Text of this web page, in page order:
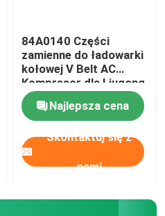
84A0140 Części
zamienne do ładowarki
kołowej V Belt AC
Kompresor dla Liugong
Najlepsza cena
Skontaktuj się z
nami